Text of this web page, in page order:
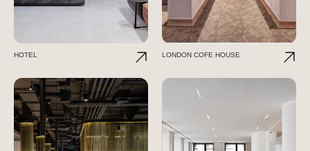
HOTEL LONDON COFE HOUSE